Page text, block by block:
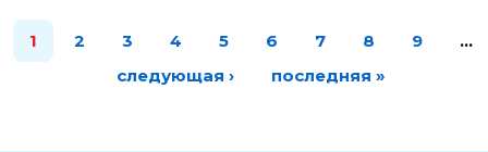
1 2 3 4 5 6 7 8 9
…
следующая ›
последняя »